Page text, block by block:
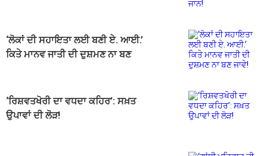
‘ਲੋਕਾਂ ਦੀ ਸਹਾਇਤਾ ਲਈ ਬਣੀ ਏ. ਆਈ.’
ਕਿਤੇ ਮਾਨਵ ਜਾਤੀ ਦੀ ਦੁਸ਼ਮਣ ਨਾ ਬਣ
‘ਰਿਸ਼ਵਤਖੋਰੀ ਦਾ ਵਧਦਾ ਕਹਿਰ’: ਸਖ਼ਤ
ਉਪਾਵਾਂ ਦੀ ਲੋੜ!